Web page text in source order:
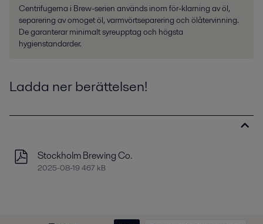
Centrifugerna i Brew-serien används inom för-klarning av öl,
separering av omoget öl, varmvörtseparering och ölåtervinning.
De garanterar minimalt syreupptag och högsta
hygienstandarder.
Ladda ner berättelsen!
Stockholm Brewing Co.
2025-08-19 467 kB